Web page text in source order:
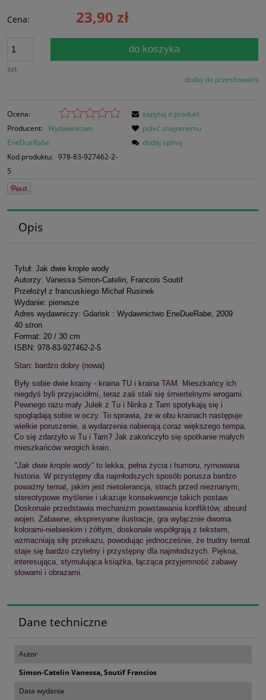
Cena: 23,90 zł
szt.
do koszyka
dodaj do przechowalni
Ocena:
Producent: Wydawnictwo
EneDueRabe
Kod produktu: 978-83-927462-2-
5
zapytaj o produkt
poleć znajomemu
dodaj opinię
Opis
Tytuł: Jak dwie krople wody
Autorzy: Vanessa Simon-Catelin, Francois Soutif
Przełożył z francuskiego Michał Rusinek
Wydanie: pierwsze
Adres wydawniczy: Gdańsk : Wydawnictwo EneDueRabe, 2009
40 stron
Format: 20 / 30 cm
ISBN: 978-83-927462-2-5
Stan: bardzo dobry (nowa)
Były sobie dwie krainy - kraina TU i kraina TAM. Mieszkańcy ich
niegdyś byli przyjaciółmi, teraz zaś stali się śmiertelnymi wrogami.
Pewnego razu mały Julek z Tu i Ninka z Tam spotykają się i
spoglądają sobie w oczy. To sprawia, że w obu krainach następuje
wielkie poruszenie, a wydarzenia nabierają coraz większego tempa.
Co się zdarzyło w Tu i Tam? Jak zakończyło się spotkanie małych
mieszkańców wrogich krain.
"Jak dwie krople wody" to lekka, pełna życia i humoru, rymowana
historia. W przystępny dla najmłodszych sposób porusza bardzo
poważny temat, jakim jest nietolerancja, strach przed nieznanym,
stereotypowe myślenie i ukazuje konsekwencje takich postaw.
Doskonale przedstawia mechanizm powstawania konfliktów, absurd
wojen. Zabawne, ekspresywne ilustracje, gra wyłącznie dwoma
kolorami-niebieskim i żółtym, doskonale współgrają z tekstem,
wzmacniają siłę przekazu, powodując jednocześnie, że trudny temat
staje się bardzo czytelny i przystępny dla najmłodszych. Piękna,
interesująca, stymulująca książka, łącząca przyjemność zabawy
słowami i obrazami.
Dane techniczne
Autor
Simon-Catelin Vanessa, Soutif Francios
Data wydania